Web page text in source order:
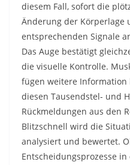
diesem Fall, sofort die
Änderung der Körperlage
entsprechenden Signale
Das Auge bestätigt
die visuelle Kontrolle.
fügen weitere
diesen Tausendstel- und
Rückmeldungen aus den
Blitzschnell wird die
analysiert und bewertet.
Entscheidungsprozesse